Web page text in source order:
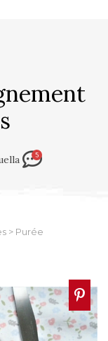
5
> Purée